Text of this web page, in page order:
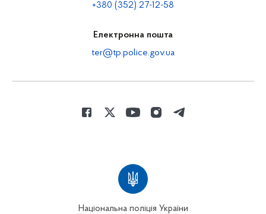
+380 (352) 27-12-58
Електронна пошта
ter@tp.police.gov.ua
Національна поліція України